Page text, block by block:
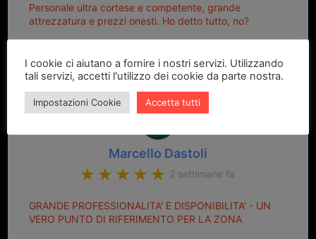
Personale ultra cortese e competente, grande
attrezzatura e prezzi onesti. Ho detto tutto, no?
Marcello Dastoli
2 settimane fa
GRANDE PROFESSIONALITA' E DISPONIBILITA' - UN
VERO PUNTO DI RIFERIMENTO PER LA ZONA
I cookie ci aiutano a fornire i nostri servizi. Utilizzando
tali servizi, accetti l'utilizzo dei cookie da parte nostra.
Impostazioni Cookie Accetta tutti